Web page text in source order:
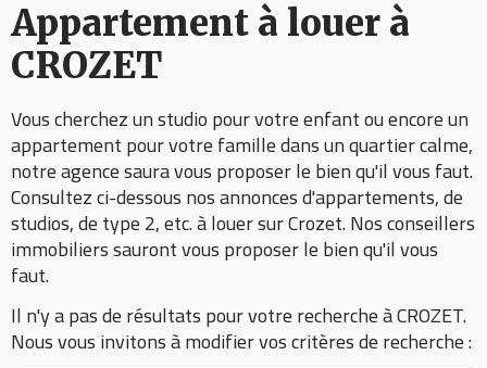
Appartement à louer à
CROZET
Vous cherchez un studio pour votre enfant ou encore un
appartement pour votre famille dans un quartier calme,
notre agence saura vous proposer le bien qu'il vous faut.
Consultez ci-dessous nos annonces d'appartements, de
studios, de type 2, etc. à louer sur Crozet. Nos conseillers
immobiliers sauront vous proposer le bien qu'il vous
faut.
Il n'y a pas de résultats pour votre recherche à CROZET.
Nous vous invitons à modifier vos critères de recherche :